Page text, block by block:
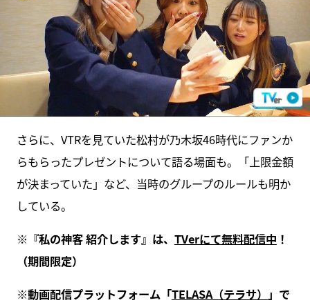
さらに、VTRを見ていた松村が乃木坂46時代にファンか
らもらったプレゼントについて語る場面も。「上限金額
が決まっていた」など、当時のグループのルールも明か
している。
※『私の神客 紹介します』は、 TVerにて無料配信中 ！
（期間限定）
※動画配信プラットフォーム「TELASA（テラサ） 」で